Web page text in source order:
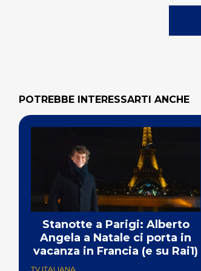
POTREBBE INTERESSARTI ANCHE
Stanotte a Parigi: Alberto
Angela a Natale ci porta in
vacanza in Francia (e su Rai1)
TV ITALIANA